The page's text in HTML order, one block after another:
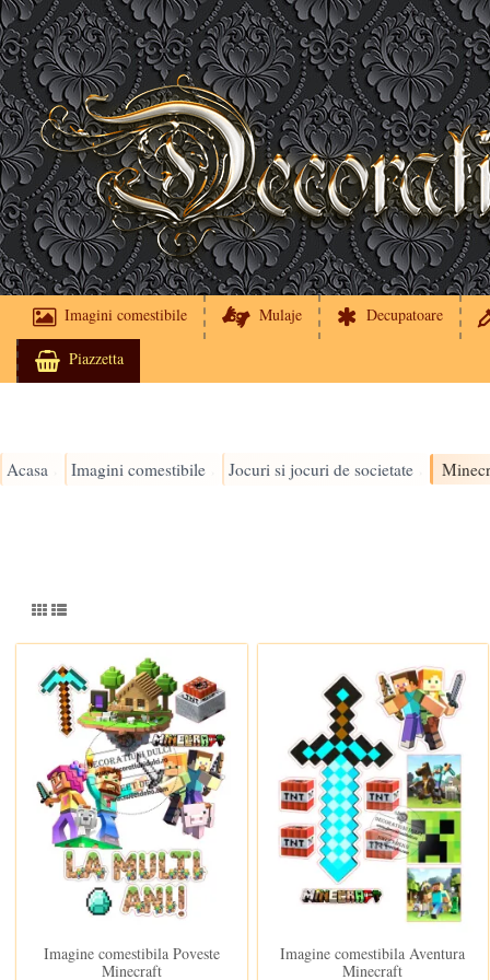
Imagini comestibile Mulaje Decupatoare
Piazzetta
Acasa Imagini comestibile Jocuri si jocuri de societate
In stoc
Imagine comestibila Poveste
Minecraft
Imagine comestibila Aventura
Minecraft